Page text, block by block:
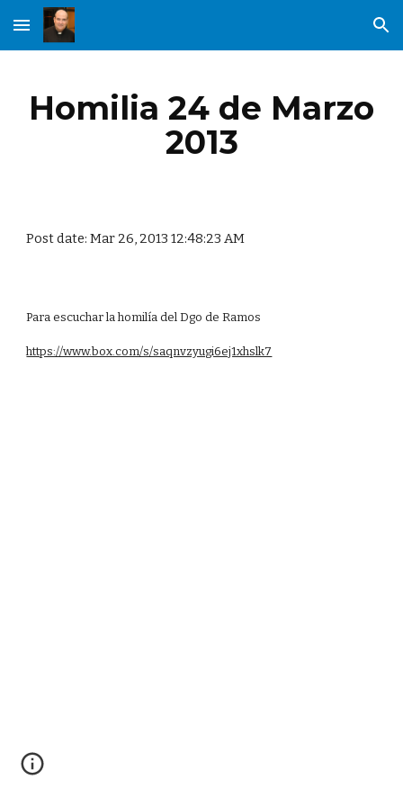
Skip to main content Skip to navigation
Homilia 24 de Marzo
2013
Post date: Mar 26, 2013 12:48:23 AM
Para escuchar la homilía del Dgo de Ramos
https://www.box.com/s/saqnvzyugi6ej1xhslk7